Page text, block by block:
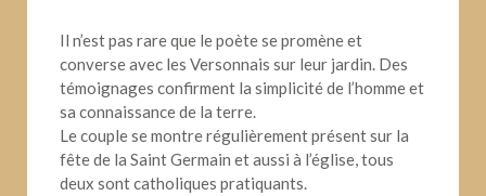
Il n’est pas rare que le poète se promène et
converse avec les Versonnais sur leur jardin. Des
témoignages confirment la simplicité de l’homme et
sa connaissance de la terre.
Le couple se montre régulièrement présent sur la
fête de la Saint Germain et aussi à l’église, tous
deux sont catholiques pratiquants.